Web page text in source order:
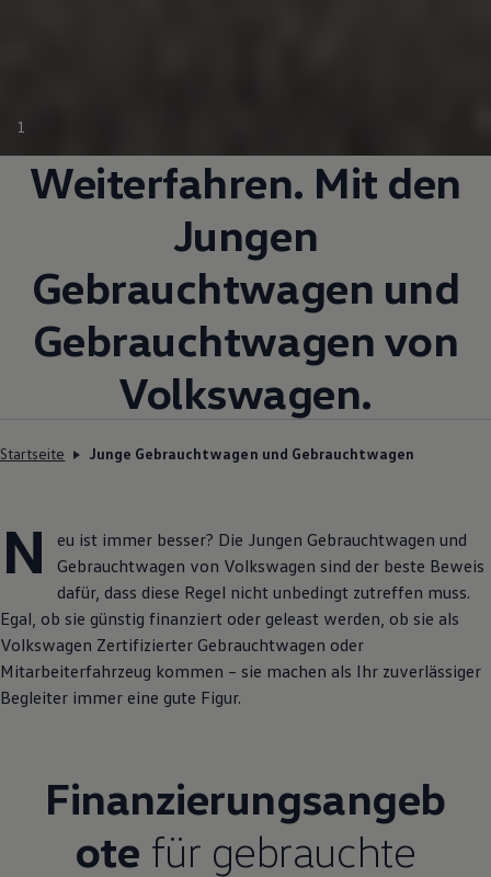
1
Weiterfahren. Mit den
Jungen
Gebrauchtwagen und
Gebrauchtwagen von
Volkswagen.
Startseite Junge Gebrauchtwagen und Gebrauchtwagen
N eu ist immer besser? Die Jungen Gebrauchtwagen und
Gebrauchtwagen von Volkswagen sind der beste Beweis
dafür, dass diese Regel nicht unbedingt zutreffen muss.
Egal, ob sie günstig finanziert oder geleast werden, ob sie als
Volkswagen Zertifizierter Gebrauchtwagen oder
Mitarbeiterfahrzeug kommen – sie machen als Ihr zuverlässiger
Begleiter immer eine gute Figur.
Finanzierungsangeb
ote für gebrauchte